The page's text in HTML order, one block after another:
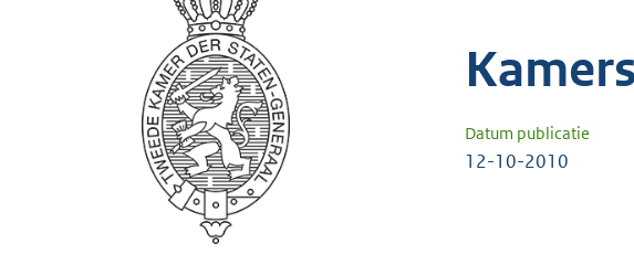
Datum publicatie
12-10-2010